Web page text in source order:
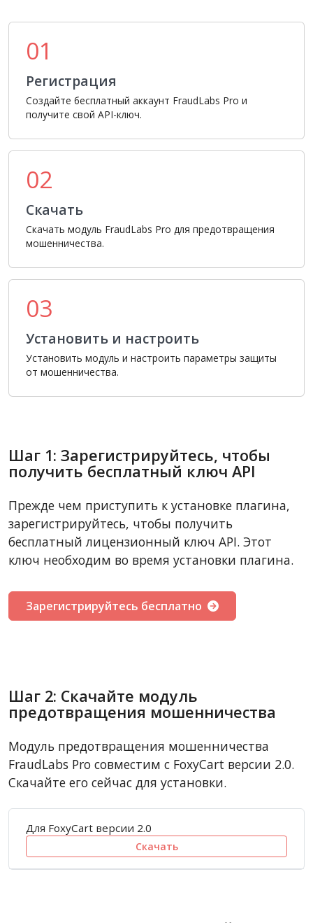
01
Регистрация
Создайте бесплатный аккаунт FraudLabs Pro и
получите свой API-ключ.
02
Скачать
Скачать модуль FraudLabs Pro для предотвращения
мошенничества.
03
Установить и настроить
Установить модуль и настроить параметры защиты
от мошенничества.
Шаг 1: Зарегистрируйтесь, чтобы
получить бесплатный ключ API
Прежде чем приступить к установке плагина,
зарегистрируйтесь, чтобы получить
бесплатный лицензионный ключ API. Этот
ключ необходим во время установки плагина.
Зарегистрируйтесь бесплатно
Шаг 2: Скачайте модуль
предотвращения мошенничества
Модуль предотвращения мошенничества
FraudLabs Pro совместим с FoxyCart версии 2.0.
Скачайте его сейчас для установки.
Для FoxyCart версии 2.0
Скачать